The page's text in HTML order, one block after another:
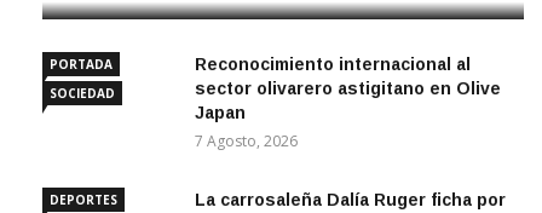
PORTADA
SOCIEDAD
Reconocimiento internacional al
sector olivarero astigitano en Olive
Japan
7 Agosto, 2026
DEPORTES
La carrosaleña Dalía Ruger ficha por